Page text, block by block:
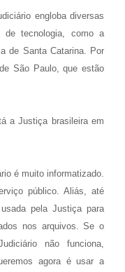
engloba diversas
de tecnologia, como a
de Santa Catarina. Por
São Paulo, que estão
a Justiça brasileira em
é muito informatizado.
público. Aliás, até
pela Justiça para
nos arquivos. Se o
não funciona,
agora é usar a